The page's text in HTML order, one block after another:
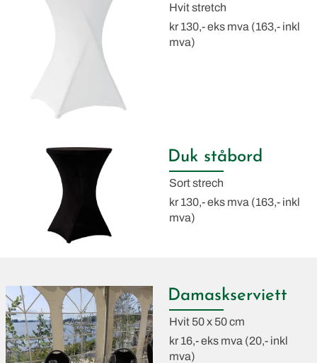
Hvit stretch
kr 130,- eks mva (163,- inkl
mva)
Duk ståbord
Sort strech
kr 130,- eks mva (163,- inkl
mva)
Damaskserviett
Hvit 50 x 50 cm
kr 16,- eks mva (20,- inkl
mva)